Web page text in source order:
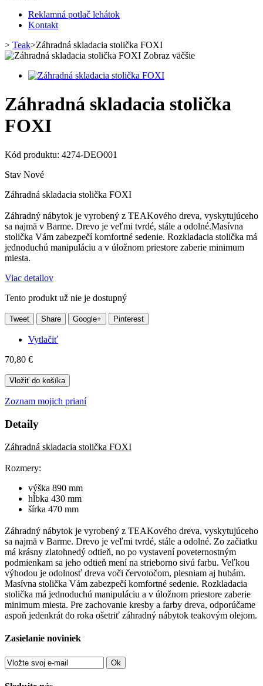
Reklamná potlač lehátok
Kontakt
> Teak>Záhradná skladacia stolička FOXI
Zobraz väčšie
Záhradná skladacia stolička
FOXI
Kód produktu: 4274-DEO001
Stav Nové
Záhradná skladacia stolička FOXI
Záhradný nábytok je vyrobený z TEAKového dreva, vyskytujúceho
sa najmä v Barme. Drevo je veľmi tvrdé, stále a odolné.Masívna
stolička Vám zabezpečí komfortné sedenie. Rozkladacia stolička má
jednoduchú manipuláciu a v úložnom priestore zaberie minimum
miesta.
Viac detailov
Tento produkt už nie je dostupný
Tweet Share Google+ Pinterest
Vytlačiť
70,80 €
Vložiť do košíka
Zoznam mojich prianí
Detaily
Záhradná skladacia stolička FOXI
Rozmery:
výška 890 mm
hĺbka 430 mm
šírka 470 mm
Záhradný nábytok je vyrobený z TEAKového dreva, vyskytujúceho
sa najmä v Barme. Drevo je veľmi tvrdé, stále a odolné. Zo začiatku
má krásny zlatohnedý odtieň, no po vystavení poveternostným
podmienkam sa jeho odtieň mení na strieborno sivú farbu. Veľkou
výhodou je odolnosť dreva voči červotočom, plesniam aj hubám.
Masívna stolička Vám zabezpečí komfortné sedenie. Rozkladacia
stolička má jednoduchú manipuláciu a v úložnom priestore zaberie
minimum miesta. Pre zachovanie kresby a farby dreva, odporúčame
aspoň jedenkrát do roka ošetriť záhradný nábytok teakovým olejom.
Zasielanie noviniek
Ok